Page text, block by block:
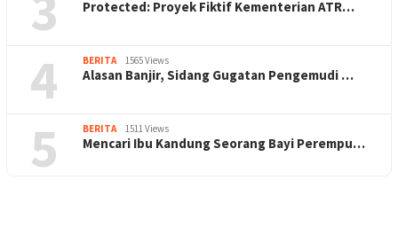
Protected: Proyek Fiktif Kementerian ATR…
4 BERITA 1565 Views
Alasan Banjir, Sidang Gugatan Pengemudi …
5 BERITA 1511 Views
Mencari Ibu Kandung Seorang Bayi Perempu…